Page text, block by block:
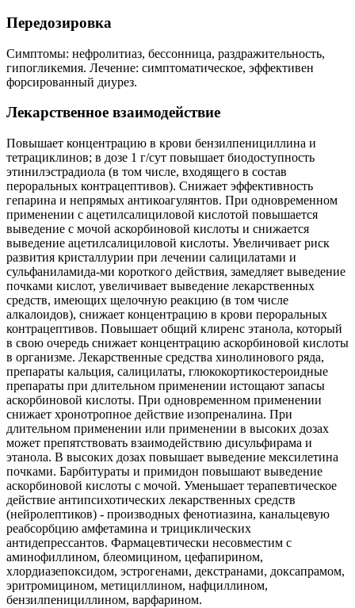
Передозировка
Симптомы: нефролитиаз, бессонница, раздражительность,
гипогликемия. Лечение: симптоматическое, эффективен
форсированный диурез.
Лекарственное взаимодействие
Повышает концентрацию в крови бензилпенициллина и
тетрациклинов; в дозе 1 г/сут повышает биодоступность
этинилэстрадиола (в том числе, входящего в состав
пероральных контрацептивов). Снижает эффективность
гепарина и непрямых антикоагулянтов. При одновременном
применении с ацетилсалициловой кислотой повышается
выведение с мочой аскорбиновой кислоты и снижается
выведение ацетилсалициловой кислоты. Увеличивает риск
развития кристаллурии при лечении салицилатами и
сульфаниламида-ми короткого действия, замедляет выведение
почками кислот, увеличивает выведение лекарственных
средств, имеющих щелочную реакцию (в том числе
алкалоидов), снижает концентрацию в крови пероральных
контрацептивов. Повышает общий клиренс этанола, который
в свою очередь снижает концентрацию аскорбиновой кислоты
в организме. Лекарственные средства хинолинового ряда,
препараты кальция, салицилаты, глюкокортикостероидные
препараты при длительном применении истощают запасы
аскорбиновой кислоты. При одновременном применении
снижает хронотропное действие изопреналина. При
длительном применении или применении в высоких дозах
может препятствовать взаимодействию дисульфирама и
этанола. В высоких дозах повышает выведение мексилетина
почками. Барбитураты и примидон повышают выведение
аскорбиновой кислоты с мочой. Уменьшает терапевтическое
действие антипсихотических лекарственных средств
(нейролептиков) - производных фенотиазина, канальцевую
реабсорбцию амфетамина и трициклических
антидепрессантов. Фармацевтически несовместим с
аминофиллином, блеомицином, цефапирином,
хлордиазепоксидом, эстрогенами, декстранами, доксапрамом,
эритромицином, метициллином, нафциллином,
бензилпенициллином, варфарином.